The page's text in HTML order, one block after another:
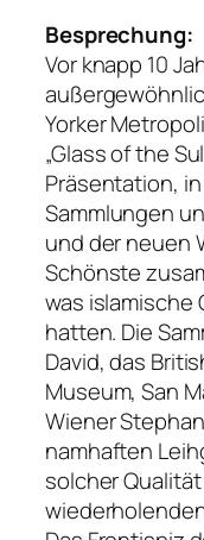
Besprechung:
Vor knapp 10
Yorker
„Glass of the
Präsentation,
Sammlungen
und der neuen
Schönste
was islamische
hatten. Die
David, das
Museum, San
Wiener
namhaften
solcher